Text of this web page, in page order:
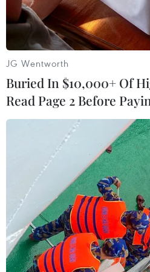
Ông Nguyễn Quốc Khánh - Giám
Phát triển Vinamilk nhận vinh
nhất Việt Nam. (Ảnh:
Vinamilk đứng đầu danh
hiệu dẫn đầu trong ngành
và dịch vụ,” vượt xa các
JG Wentworth
Buried In $10,000+ Of
Read Page 2 Before